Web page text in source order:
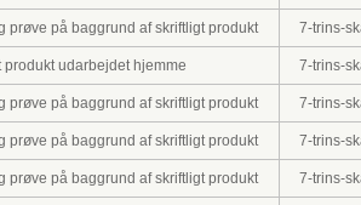
prøve på baggrund af skriftligt produkt 7-trins-
produkt udarbejdet hjemme 7-trins-
prøve på baggrund af skriftligt produkt 7-trins-
prøve på baggrund af skriftligt produkt 7-trins-
prøve på baggrund af skriftligt produkt 7-trins-